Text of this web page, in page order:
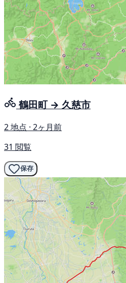
鶴田町 → 久慈市
2 地点 · 2ヶ月前
31 閲覧
保存